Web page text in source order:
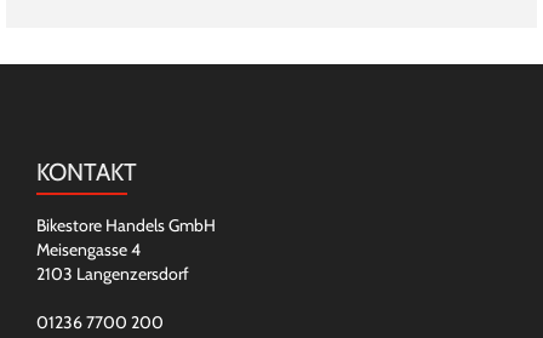
KONTAKT
Bikestore Handels GmbH
Meisengasse 4
2103 Langenzersdorf
01236 7700 200